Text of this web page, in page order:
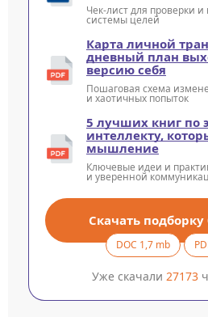
Чек-лист для проверки и
системы целей
Карта личной
дневный план
версию себя
Пошаговая схема
и хаотичных попыток
5 лучших книг по
интеллекту,
мышление
Ключевые идеи и
и уверенной
Скачать подборку
DOC 1,7 mb
Уже скачали 27173